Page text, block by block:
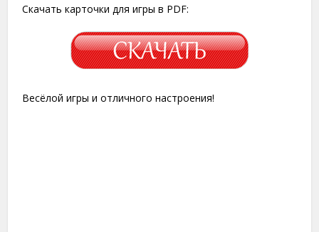
Скачать карточки для игры в PDF:
Весёлой игры и отличного настроения!